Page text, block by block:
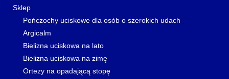
Sklep
Pończochy uciskowe dla osób o szerokich udach
Argicalm
Bielizna uciskowa na lato
Bielizna uciskowa na zimę
Ortezy na opadającą stopę